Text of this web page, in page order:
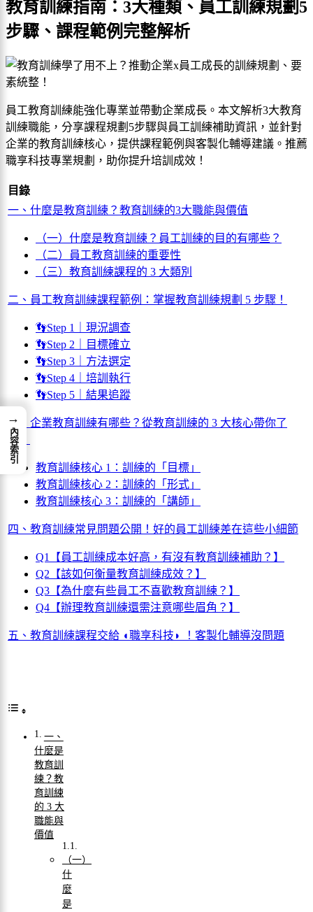
教育訓練指南：3大種類、員工訓練規劃5
步驟、課程範例完整解析
員工教育訓練能強化專業並帶動企業成長。本文解析3大教育
訓練職能，分享課程規劃5步驟與員工訓練補助資訊，並針對
企業的教育訓練核心，提供課程範例與客製化輔導建議。推薦
職享科技專業規劃，助你提升培訓成效！
目錄
一、什麼是教育訓練？教育訓練的3大職能與價值
（一）什麼是教育訓練？員工訓練的目的有哪些？
（二）員工教育訓練的重要性
（三）教育訓練課程的 3 大類別
二、員工教育訓練課程範例：掌握教育訓練規劃 5 步驟！
👣Step 1｜現況調查
👣Step 2｜目標確立
👣Step 3｜方法選定
👣Step 4｜培訓執行
👣Step 5｜結果追蹤
三、企業教育訓練有哪些？從教育訓練的 3 大核心帶你了
解！
教育訓練核心 1：訓練的「目標」
教育訓練核心 2：訓練的「形式」
教育訓練核心 3：訓練的「講師」
四、教育訓練常見問題公開！好的員工訓練差在這些小細節
Q1【員工訓練成本好高，有沒有教育訓練補助？】
Q2【該如何衡量教育訓練成效？】
Q3【為什麼有些員工不喜歡教育訓練？】
Q4【辦理教育訓練還需注意哪些眉角？】
五、教育訓練課程交給 ◖職享科技◗ ！客製化輔導沒問題
一、
什麼是
教育訓
練？教
育訓練
的 3 大
職能與
價值
（一）
什
麼
是
→
內容索引